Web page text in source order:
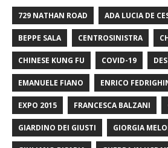
729 NATHAN ROAD ADA LUCIA DE
BEPPE SALA CENTROSINISTRA
CHINESE KUNG FU COVID-19
EMANUELE FIANO ENRICO
EXPO 2015 FRANCESCA BALZANI
GIARDINO DEI GIUSTI GIORGIA